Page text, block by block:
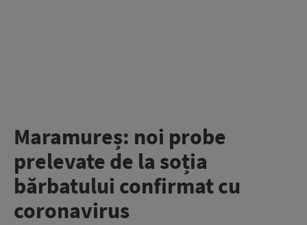
Maramureș: noi probe
prelevate de la soția
bărbatului confirmat cu
coronavirus